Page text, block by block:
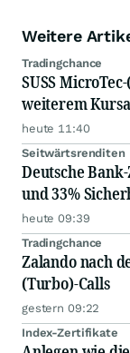
Weitere
Tradingchance
SUSS
weiterem
heute 11:40
Seitwärtsrenditen
Deutsche
und 33%
heute 09:39
Tradingchance
Zalando nach
(Turbo)-Calls
gestern 09:22
Index-Zertifikate